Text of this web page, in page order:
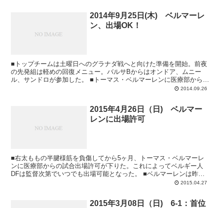
2014年9月25日(木) ベルマーレ
ン、出場OK！
■トップチームは土曜日へのグラナダ戦へと向けた準備を開始。前夜
の先発組は軽めの回復メニュー。バルサBからはオンドア、ムニー
ル、サンドロが参加した。 ■トーマス・ベルマーレンに医療部からの
2014.09.26
2015年4月26日（日) ベルマー
レンに出場許可
■右太ももの半腱様筋を負傷してから5ヶ月、トーマス・ベルマーレ
ンに医療部からの試合出場許可が下りた。これによってベルギー人
DFは監督次第でいつでも出場可能となった。 ■ベルマーレンは昨年
2015.04.27
2015年3月08日（日) 6-1：首位